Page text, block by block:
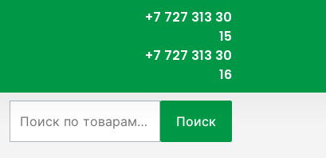
+7 727 313 30
15
+7 727 313 30
16
Поиск